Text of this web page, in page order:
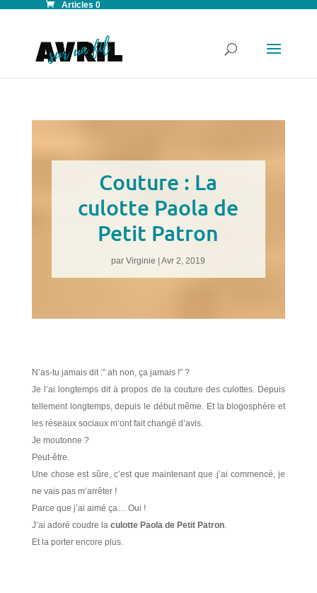
Articles 0
Couture : La
culotte Paola de
Petit Patron
parVirginie |Avr 2, 2019
N’as-tu jamais dit :” ah non, ça jamais !” ?
Je l’ai longtemps dit à propos de la couture des culottes. Depuis
tellement longtemps, depuis le début même. Et la blogosphère et
les réseaux sociaux m’ont fait changé d’avis.
Je moutonne ?
Peut-être.
Une chose est sûre, c’est que maintenant que j’ai commencé, je
ne vais pas m’arrêter !
Parce que j’ai aimé ça… Oui !
J’ai adoré coudre la culotte Paola de Petit Patron.
Et la porter encore plus.